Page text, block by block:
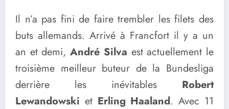
Il n’a pas fini de faire trembler les filets des
buts allemands. Arrivé à Francfort il y a un
an et demi,André Silva est actuellement le
troisième meilleur buteur de la Bundesliga
derrière les inévitables Robert
Lewandowski et Erling Haaland. Avec 11